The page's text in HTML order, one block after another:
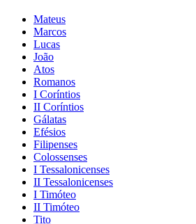
Mateus
Marcos
Lucas
João
Atos
Romanos
I Coríntios
II Coríntios
Gálatas
Efésios
Filipenses
Colossenses
I Tessalonicenses
II Tessalonicenses
I Timóteo
II Timóteo
Tito